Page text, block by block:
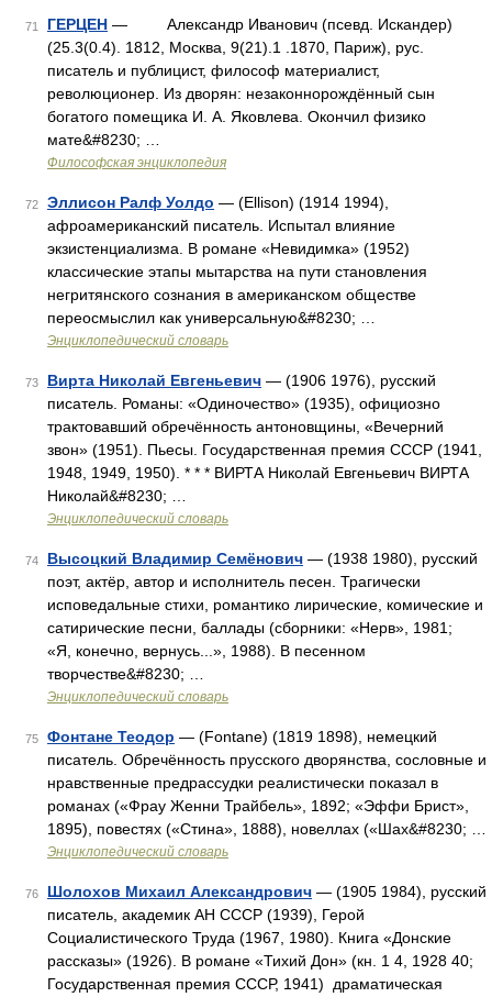
71 ГЕРЦЕН — Александр Иванович (псевд. Искандер)
(25.3(0.4). 1812, Москва, 9(21).1 .1870, Париж), рус.
писатель и публицист, философ материалист,
революционер. Из дворян: незаконнорождённый сын
богатого помещика И. А. Яковлева. Окончил физико
мате&#8230; …
Философская энциклопедия
72 Эллисон Ралф Уолдо — (Ellison) (1914 1994),
афроамериканский писатель. Испытал влияние
экзистенциализма. В романе «Невидимка» (1952)
классические этапы мытарства на пути становления
негритянского сознания в американском обществе
переосмыслил как универсальную&#8230; …
Энциклопедический словарь
73 Вирта Николай Евгеньевич — (1906 1976), русский
писатель. Романы: «Одиночество» (1935), официозно
трактовавший обречённость антоновщины, «Вечерний
звон» (1951). Пьесы. Государственная премия СССР (1941,
1948, 1949, 1950). * * * ВИРТА Николай Евгеньевич ВИРТА
Николай&#8230; …
Энциклопедический словарь
74 Высоцкий Владимир Семёнович — (1938 1980), русский
поэт, актёр, автор и исполнитель песен. Трагически
исповедальные стихи, романтико лирические, комические и
сатирические песни, баллады (сборники: «Нерв», 1981;
«Я, конечно, вернусь...», 1988). В песенном
творчестве&#8230; …
Энциклопедический словарь
75 Фонтане Теодор — (Fontane) (1819 1898), немецкий
писатель. Обречённость прусского дворянства, сословные и
нравственные предрассудки реалистически показал в
романах («Фрау Женни Трайбель», 1892; «Эффи Брист»,
1895), повестях («Стина», 1888), новеллах («Шах&#8230; …
Энциклопедический словарь
76 Шолохов Михаил Александрович — (1905 1984), русский
писатель, академик АН СССР (1939), Герой
Социалистического Труда (1967, 1980). Книга «Донские
рассказы» (1926). В романе «Тихий Дон» (кн. 1 4, 1928 40;
Государственная премия СССР, 1941) драматическая